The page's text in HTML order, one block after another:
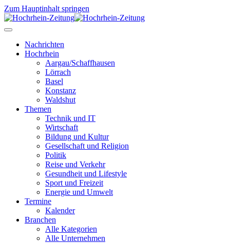
Zum Hauptinhalt springen
Nachrichten
Hochrhein
Aargau/Schaffhausen
Lörrach
Basel
Konstanz
Waldshut
Themen
Technik und IT
Wirtschaft
Bildung und Kultur
Gesellschaft und Religion
Politik
Reise und Verkehr
Gesundheit und Lifestyle
Sport und Freizeit
Energie und Umwelt
Termine
Kalender
Branchen
Alle Kategorien
Alle Unternehmen